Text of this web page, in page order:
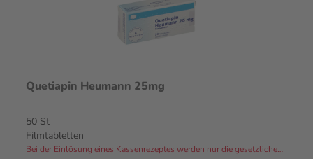
Quetiapin Heumann 25mg
50 St
Filmtabletten
Bei der Einlösung eines Kassenrezeptes werden nur die gesetzlichen Zuzahlungen und Eigenanteile in Rechnung gestellt.⁴